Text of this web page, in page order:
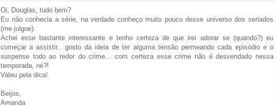
Oi, Douglas, tudo bem?
Eu não conhecia a série, na verdade conheço muito pouco desse universo dos seriados
(me julgue).
Achei esse bastante interessante e tenho certeza de que irei adorar se (quando?) eu
começar a assistir.. gosto da ideia de ter alguma tensão permeando cada episódio e o
suspense todo ao redor do crime... com certeza esse crime não é desvendado nessa
temporada, né?!
Valeu pela dica!
Beijos,
Amanda